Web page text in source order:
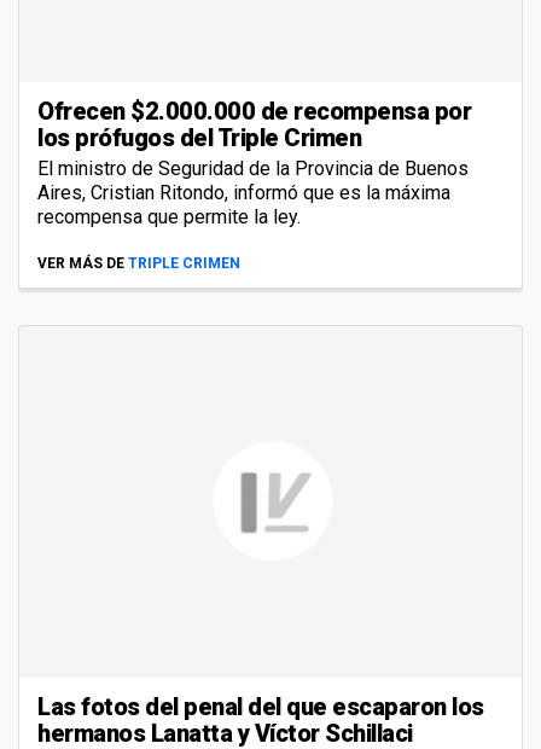
Ofrecen $2.000.000 de recompensa por
los prófugos del Triple Crimen
El ministro de Seguridad de la Provincia de Buenos
Aires, Cristian Ritondo, informó que es la máxima
recompensa que permite la ley.
VER MÁS DE TRIPLE CRIMEN
Las fotos del penal del que escaparon los
hermanos Lanatta y Víctor Schillaci